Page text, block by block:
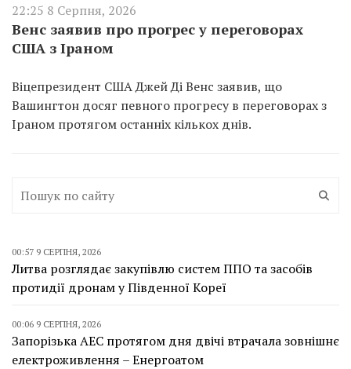
22:25 8 Серпня, 2026
Венс заявив про прогрес у переговорах
США з Іраном
Віцепрезидент США Джей Ді Венс заявив, що
Вашингтон досяг певного прогресу в переговорах з
Іраном протягом останніх кількох днів.
00:57 9 СЕРПНЯ, 2026
Литва розглядає закупівлю систем ППО та засобів
протидії дронам у Південної Кореї
00:06 9 СЕРПНЯ, 2026
Запорізька АЕС протягом дня двічі втрачала зовнішнє
електроживлення – Енергоатом